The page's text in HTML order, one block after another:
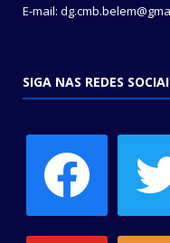
E-mail:
SIGA NAS REDES